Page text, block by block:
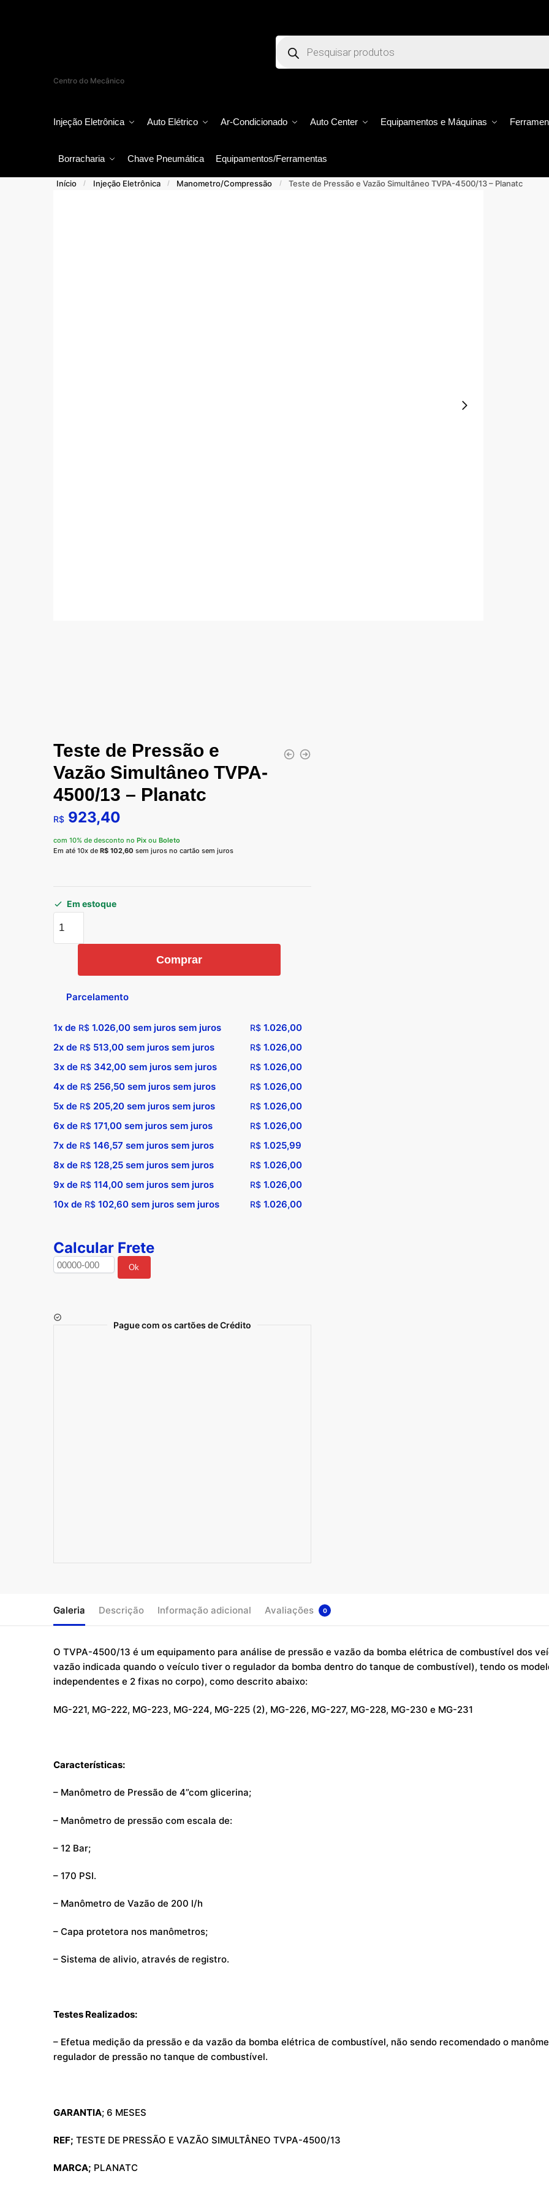
Centro do Mecânico
Products
search
Injeção Eletrônica Auto Elétrico Ar-Condicionado Auto Center Equipamentos e Máquinas
Borracharia Chave Pneumática Equipamentos/Ferramentas
Início / Injeção Eletrônica / Manometro/Compressão / Teste de Pressão e Vazão Simultâneo TVPA-4500/13 – Planatc
Teste de Pressão e
Vazão Simultâneo TVPA-
4500/13 – Planatc
R$ 923,40
com 10% de desconto noPix ouBoleto
Em até 10x deR$ 102,60 sem juros no cartão sem juros
Em estoque
Teste
de
Simultâneo
TVPA-
4500/13
-
Planatc
quantidade
Comprar
Parcelamento
1x de R$ 1.026,00 sem juros sem juros R$ 1.026,00
2x de R$ 513,00 sem juros sem juros R$ 1.026,00
3x de R$ 342,00 sem juros sem juros R$ 1.026,00
4x de R$ 256,50 sem juros sem juros R$ 1.026,00
5x de R$ 205,20 sem juros sem juros R$ 1.026,00
6x de R$ 171,00 sem juros sem juros R$ 1.026,00
7x de R$ 146,57 sem juros sem juros R$ 1.025,99
8x de R$ 128,25 sem juros sem juros R$ 1.026,00
9x de R$ 114,00 sem juros sem juros R$ 1.026,00
10x de R$ 102,60 sem juros sem juros R$ 1.026,00
Calcular Frete
Ok
Pague com os cartões de Crédito
Galeria Descrição Informação adicional Avaliações 0
O TVPA-4500/13 é um equipamento para análise de pressão e vazão da bomba elétrica de combustível dos
vazão indicada quando o veículo tiver o regulador da bomba dentro do tanque de combustível), tendo os
independentes e 2 fixas no corpo), como descrito abaixo:
MG-221, MG-222, MG-223, MG-224, MG-225 (2), MG-226, MG-227, MG-228, MG-230 e MG-231
Características:
– Manômetro de Pressão de 4”com glicerina;
– Manômetro de pressão com escala de:
– 12 Bar;
– 170 PSI.
– Manômetro de Vazão de 200 l/h
– Capa protetora nos manômetros;
– Sistema de alivio, através de registro.
Testes Realizados:
– Efetua medição da pressão e da vazão da bomba elétrica de combustível, não sendo recomendado o
regulador de pressão no tanque de combustível.
GARANTIA; 6 MESES
REF; TESTE DE PRESSÃO E VAZÃO SIMULTÂNEO TVPA-4500/13
MARCA; PLANATC